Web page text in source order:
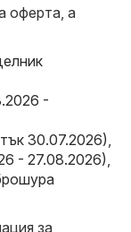
оферта, а
-
30.07.2026),
- 27.08.2026),
за